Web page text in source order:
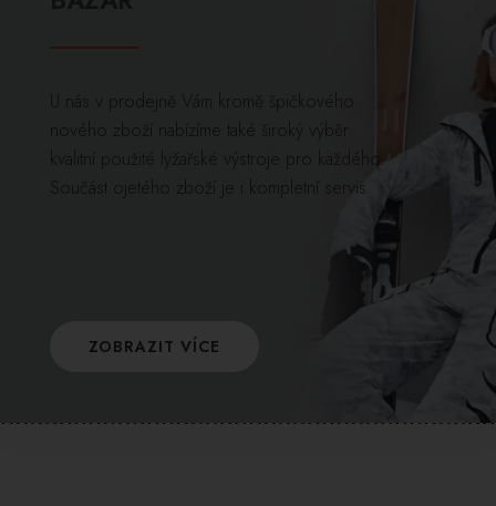
U nás v prodejně Vám kromě špičkového
nového zboží nabízíme také široký výběr
kvalitní použité lyžařské výstroje pro každého.
Součást ojetého zboží je i kompletní servis.
ZOBRAZIT VÍCE